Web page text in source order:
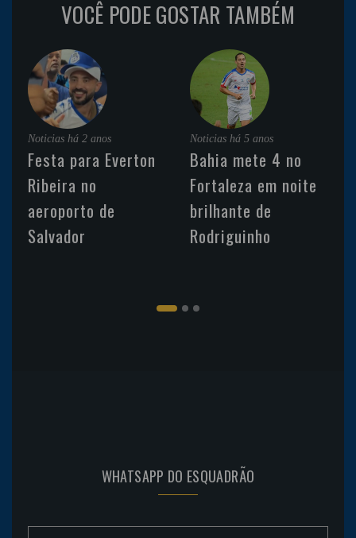
VOCÊ PODE GOSTAR TAMBÉM
Noticias há 2 anos
Festa para Everton
Ribeira no
aeroporto de
Salvador
Noticias há 5 anos
Bahia mete 4 no
Fortaleza em noite
brilhante de
Rodriguinho
WHATSAPP DO ESQUADRÃO